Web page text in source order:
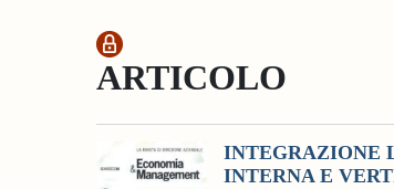
ARTICOLO
INTEGRAZIONE
INTERNA E